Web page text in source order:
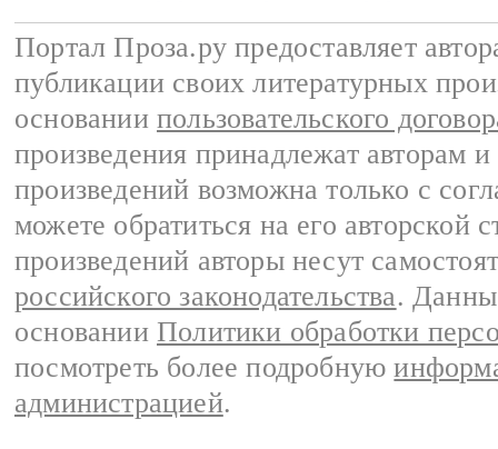
Портал Проза.ру предоставляет
публикации своих литературных
основании пользовательского
произведения принадлежат авторам
произведений возможна только с
можете обратиться на его авторской
произведений авторы несут
российского законодательства.
основании Политики обработки
посмотреть более подробную
администрацией.